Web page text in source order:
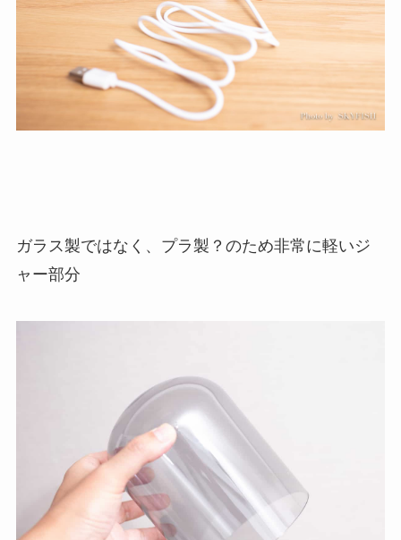
ガラス製ではなく、プラ製？のため非常に軽いジ
ャー部分